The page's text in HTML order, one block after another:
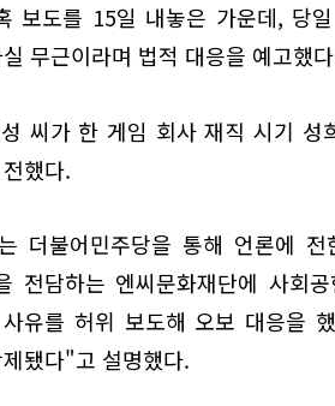
보도를 15일 내놓은 가운데, 당
무근이라며 법적 대응을 예고했
씨가 한 게임 회사 재직 시기 성
했다.
더불어민주당을 통해 언론에
전담하는 엔씨문화재단에 사회
유를 허위 보도해 오보 대응을
됐다"고 설명했다.